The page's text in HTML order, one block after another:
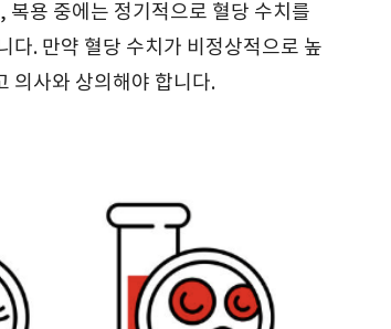
용 중에는 정기적으로 혈당 수치를
다. 만약 혈당 수치가 비정상적으로 높
의사와 상의해야 합니다.